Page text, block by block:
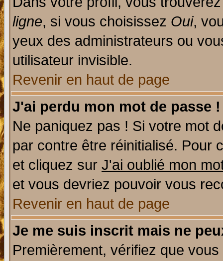
ligne, si vous choisissez Oui,
yeux des administrateurs ou
utilisateur invisible.
Revenir en haut de page
J'ai perdu mon mot de passe !
Ne paniquez pas ! Si votre mot
par contre être réinitialisé. Pour
et cliquez sur J'ai oublié mon
et vous devriez pouvoir vous
Revenir en haut de page
Je me suis inscrit mais ne
Premièrement, vérifiez que